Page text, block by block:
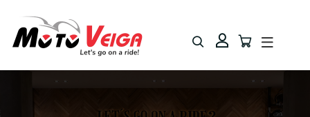
para
navegação
para
conteúdo